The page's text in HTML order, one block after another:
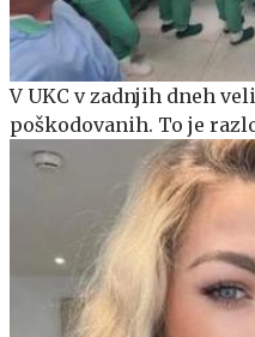
V UKC v zadnjih dneh
poškodovanih. To je